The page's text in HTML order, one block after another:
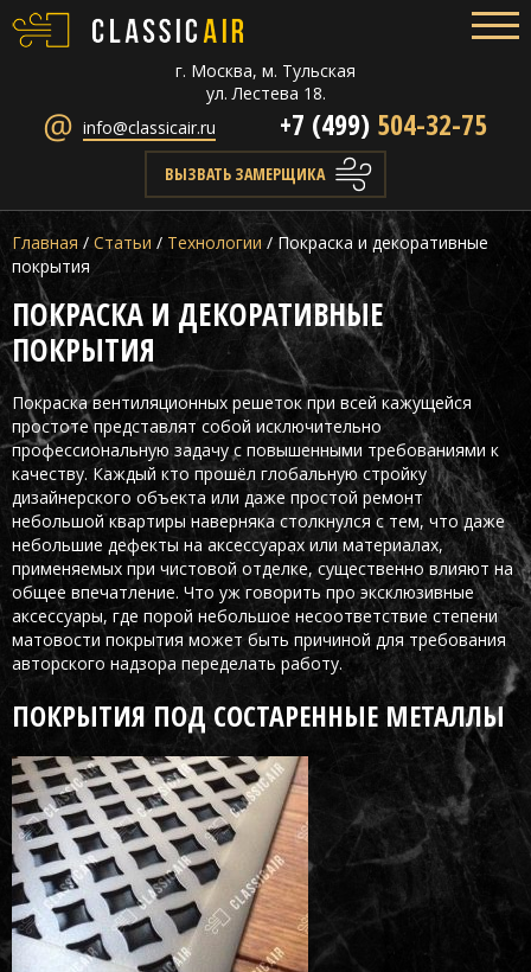
г. Москва, м. Тульская
ул. Лестева 18.
info@classicair.ru
+7 (499) 504-32-75
ВЫЗВАТЬ ЗАМЕРЩИКА
Главная / Статьи / Технологии / Покраска и декоративные
покрытия
ПОКРАСКА И ДЕКОРАТИВНЫЕ
ПОКРЫТИЯ
Покраска вентиляционных решеток при всей кажущейся
простоте представлят собой исключительно
профессиональную задачу с повышенными требованиями к
качеству. Каждый кто прошёл глобальную стройку
дизайнерского объекта или даже простой ремонт
небольшой квартиры наверняка столкнулся с тем, что даже
небольшие дефекты на аксессуарах или материалах,
применяемых при чистовой отделке, существенно влияют на
общее впечатление. Что уж говорить про эксклюзивные
аксессуары, где порой небольшое несоответствие степени
матовости покрытия может быть причиной для требования
авторского надзора переделать работу.
ПОКРЫТИЯ ПОД СОСТАРЕННЫЕ МЕТАЛЛЫ